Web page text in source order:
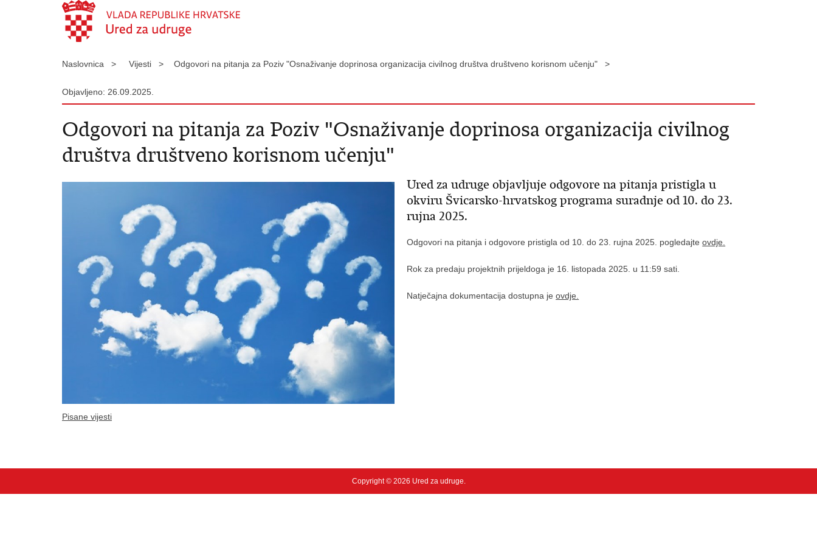
Naslovnica > Vijesti > Odgovori na pitanja za Poziv "Osnaživanje doprinosa organizacija civilnog društva društveno korisnom učenju" >
Objavljeno: 26.09.2025.
Odgovori na pitanja za Poziv "Osnaživanje doprinosa organizacija civilnog
društva društveno korisnom učenju"
Ured za udruge objavljuje odgovore na pitanja pristigla u
okviru Švicarsko-hrvatskog programa suradnje od 10. do 23.
rujna 2025.
Odgovori na pitanja i odgovore pristigla od 10. do 23. rujna 2025. pogledajteovdje.
Rok za predaju projektnih prijeldoga je 16. listopada 2025. u 11:59 sati.
Natječajna dokumentacija dostupna jeovdje.
Pisane vijesti
Copyright © 2026 Ured za udruge.